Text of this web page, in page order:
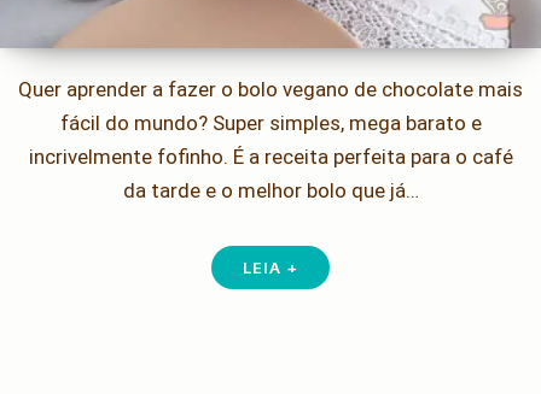
Quer aprender a fazer o bolo vegano de chocolate mais
fácil do mundo? Super simples, mega barato e
incrivelmente fofinho. É a receita perfeita para o café
da tarde e o melhor bolo que já…
LEIA +